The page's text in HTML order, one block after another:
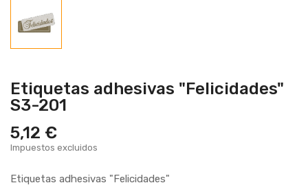
Etiquetas adhesivas "Felicidades"
S3-201
5,12 €
Impuestos excluidos
Etiquetas adhesivas "Felicidades"